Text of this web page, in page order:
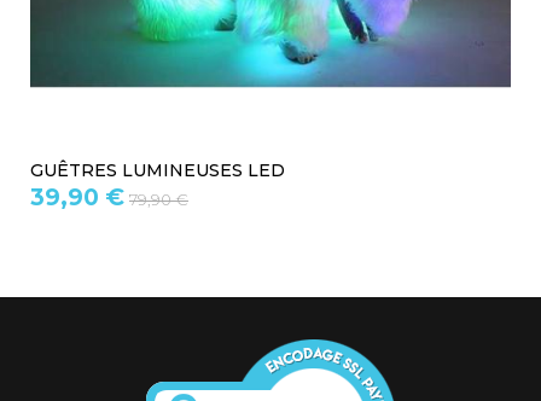
GUÊTRES FOURRURE
19,90 €